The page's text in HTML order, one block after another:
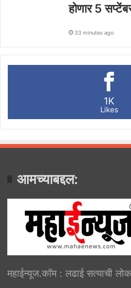
होणार 5
33 minutes ago
1K
Likes
आमच्याबद्दल:
महाईन्यूज.कॉम : लढाई सत्याची